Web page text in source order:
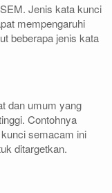
Jenis kata kunci
mempengaruhi
beberapa jenis kata
dan umum yang
Contohnya
semacam ini
ditargetkan.